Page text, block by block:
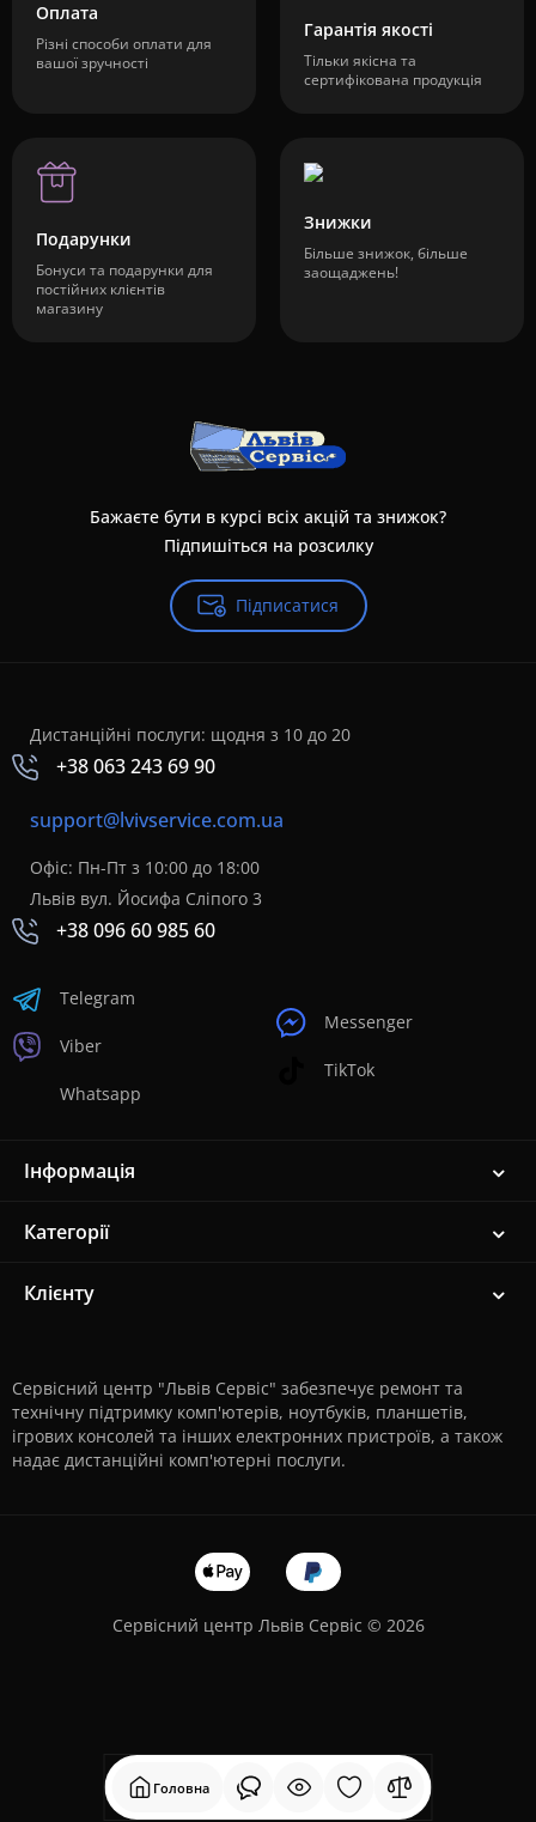
Головна
Оплата
Різні способи оплати для
вашої зручності
Гарантія якості
Тільки якісна та
сертифікована продукція
Подарунки
Бонуси та подарунки для
постійних клієнтів
магазину
Знижки
Більше знижок, більше
заощаджень!
Бажаєте бути в курсі всіх акцій та знижок?
Підпишіться на розсилку
Підписатися
Дистанційні послуги: щодня з 10 до 20
+38 063 243 69 90
support@lvivservice.com.ua
Офіс: Пн-Пт з 10:00 до 18:00
Львів вул. Йосифа Сліпого 3
+38 096 60 985 60
Telegram
Viber
Whatsapp
Messenger
TikTok
Інформація
Категорії
Клієнту
Сервісний центр "Львів Сервіс" забезпечує ремонт та
технічну підтримку комп'ютерів, ноутбуків, планшетів,
ігрових консолей та інших електронних пристроїв, а також
надає дистанційні комп'ютерні послуги.
Сервісний центр Львів Сервіс © 2026